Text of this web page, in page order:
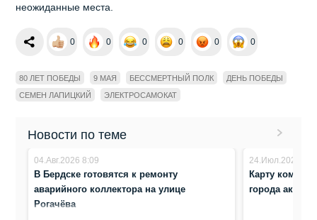
неожиданные места.
0 0 0 0 0 0
80 ЛЕТ ПОБЕДЫ 9 МАЯ БЕССМЕРТНЫЙ ПОЛК
ДЕНЬ ПОБЕДЫ
СЕМЕН ЛАПИЦКИЙ
ЭЛЕКТРОСАМОКАТ
Новости по теме
04.Авг.2026 8:09
В Бердске готовятся к ремонту
аварийного коллектора на улице
Рогачёва
24.Июл.2026
Карту
города